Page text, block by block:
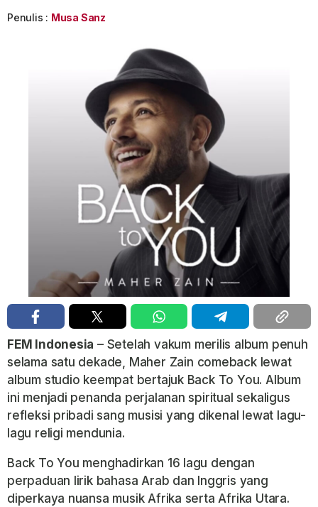
Penulis : Musa Sanz
FEM Indonesia – Setelah vakum merilis album penuh
selama satu dekade, Maher Zain comeback lewat
album studio keempat bertajuk Back To You. Album
ini menjadi penanda perjalanan spiritual sekaligus
refleksi pribadi sang musisi yang dikenal lewat lagu-
lagu religi mendunia.
Back To You menghadirkan 16 lagu dengan
perpaduan lirik bahasa Arab dan Inggris yang
diperkaya nuansa musik Afrika serta Afrika Utara.